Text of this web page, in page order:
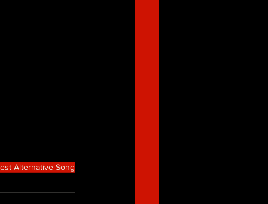
Alternative Song